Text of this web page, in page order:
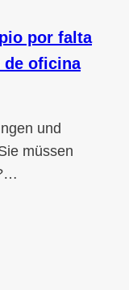
por falta
de oficina
und
müssen